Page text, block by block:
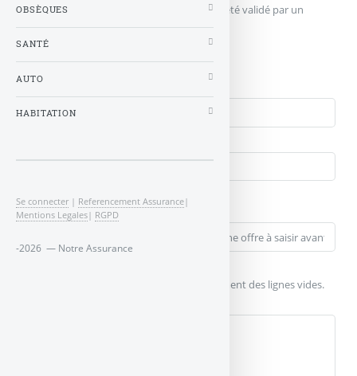
Votre message n'apparaîtra qu'après avoir été validé par un
administrateur du site.
Qui êtes-vous ?
Nom
Titre (obligatoire)
Pour créer des paragraphes, laissez simplement des lignes vides.
OBSÈQUES
SANTÉ
AUTO
HABITATION
Se connecter | Referencement Assurance|
Mentions Legales| RGPD
-2026 — Notre Assurance